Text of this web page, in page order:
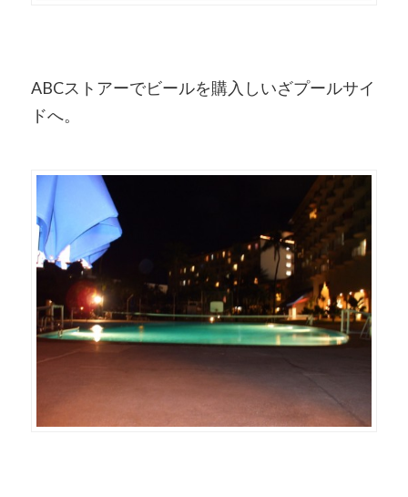
ABCストアーでビールを購入しいざプールサイ
ドへ。